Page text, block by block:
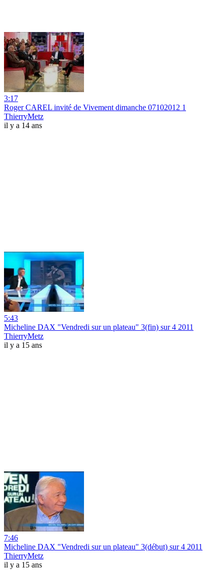
3:17
Roger CAREL invité de Vivement dimanche 07102012 1
ThierryMetz
il y a 14 ans
5:43
Micheline DAX "Vendredi sur un plateau" 3(fin) sur 4 2011
ThierryMetz
il y a 15 ans
7:46
Micheline DAX "Vendredi sur un plateau" 3(début) sur 4 2011
ThierryMetz
il y a 15 ans